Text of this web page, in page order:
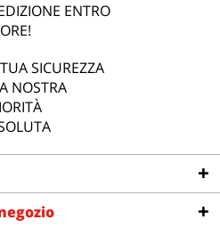
ENTRO
SICUREZZA
NOSTRA